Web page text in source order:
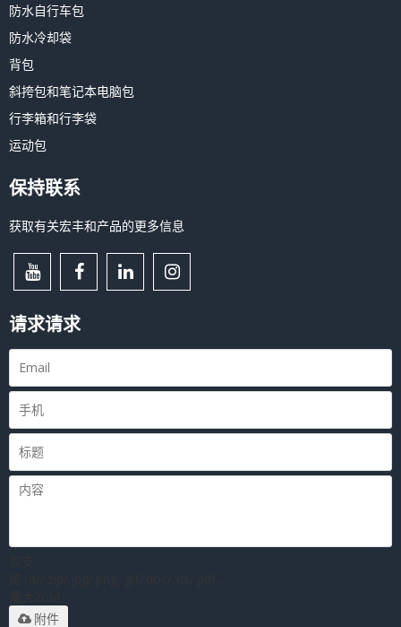
防水自行车包
防水冷却袋
背包
斜挎包和笔记本电脑包
行李箱和行李袋
运动包
保持联系
获取有关宏丰和产品的更多信息
请求请求
附件